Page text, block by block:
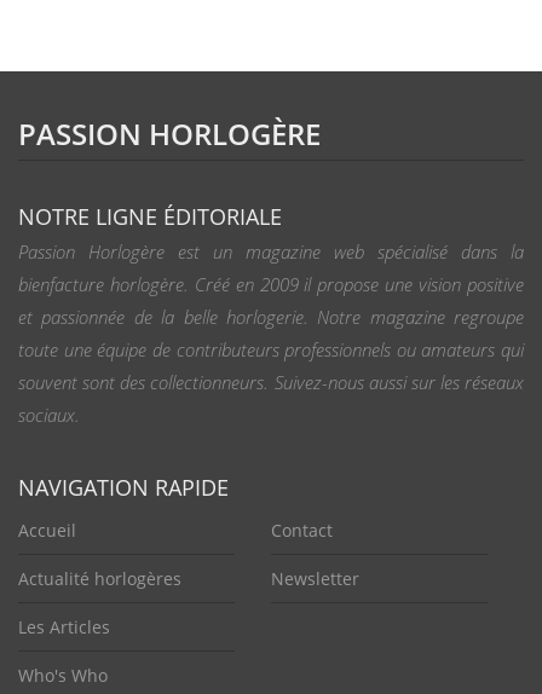
PASSION HORLOGÈRE
NOTRE LIGNE ÉDITORIALE
Passion Horlogère est un magazine web spécialisé dans la
bienfacture horlogère. Créé en 2009 il propose une vision positive
et passionnée de la belle horlogerie. Notre magazine regroupe
toute une équipe de contributeurs professionnels ou amateurs qui
souvent sont des collectionneurs. Suivez-nous aussi sur les réseaux
sociaux.
NAVIGATION RAPIDE
Accueil
Actualité horlogères
Les Articles
Who's Who
Contact
Newsletter